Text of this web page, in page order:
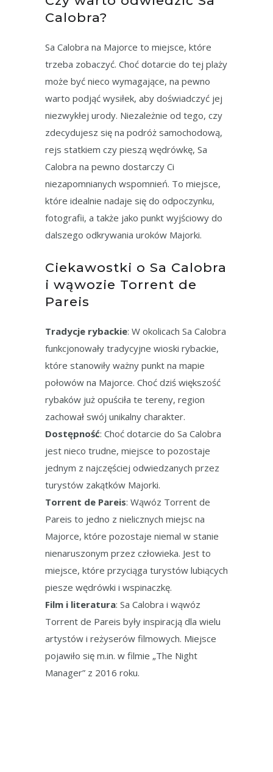
Calobra?
Sa Calobra na Majorce to miejsce, które
trzeba zobaczyć. Choć dotarcie do tej plaży
może być nieco wymagające, na pewno
warto podjąć wysiłek, aby doświadczyć jej
niezwykłej urody. Niezależnie od tego, czy
zdecydujesz się na podróż samochodową,
rejs statkiem czy pieszą wędrówkę, Sa
Calobra na pewno dostarczy Ci
niezapomnianych wspomnień. To miejsce,
które idealnie nadaje się do odpoczynku,
fotografii, a także jako punkt wyjściowy do
dalszego odkrywania uroków Majorki.
Ciekawostki o Sa Calobra
i wąwozie Torrent de
Pareis
Tradycje rybackie: W okolicach Sa Calobra
funkcjonowały tradycyjne wioski rybackie,
które stanowiły ważny punkt na mapie
połowów na Majorce. Choć dziś większość
rybaków już opuściła te tereny, region
zachował swój unikalny charakter.
Dostępność: Choć dotarcie do Sa Calobra
jest nieco trudne, miejsce to pozostaje
jednym z najczęściej odwiedzanych przez
turystów zakątków Majorki.
Torrent de Pareis: Wąwóz Torrent de
Pareis to jedno z nielicznych miejsc na
Majorce, które pozostaje niemal w stanie
nienaruszonym przez człowieka. Jest to
miejsce, które przyciąga turystów lubiących
piesze wędrówki i wspinaczkę.
Film i literatura: Sa Calobra i wąwóz
Torrent de Pareis były inspiracją dla wielu
artystów i reżyserów filmowych. Miejsce
pojawiło się m.in. w filmie „The Night
Manager” z 2016 roku.